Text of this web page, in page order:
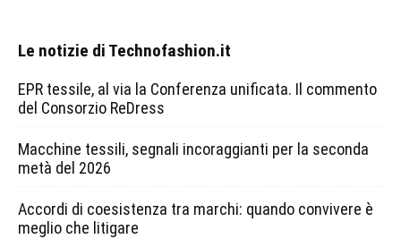
Le notizie di Technofashion.it
EPR tessile, al via la Conferenza unificata. Il commento
del Consorzio ReDress
Macchine tessili, segnali incoraggianti per la seconda
metà del 2026
Accordi di coesistenza tra marchi: quando convivere è
meglio che litigare